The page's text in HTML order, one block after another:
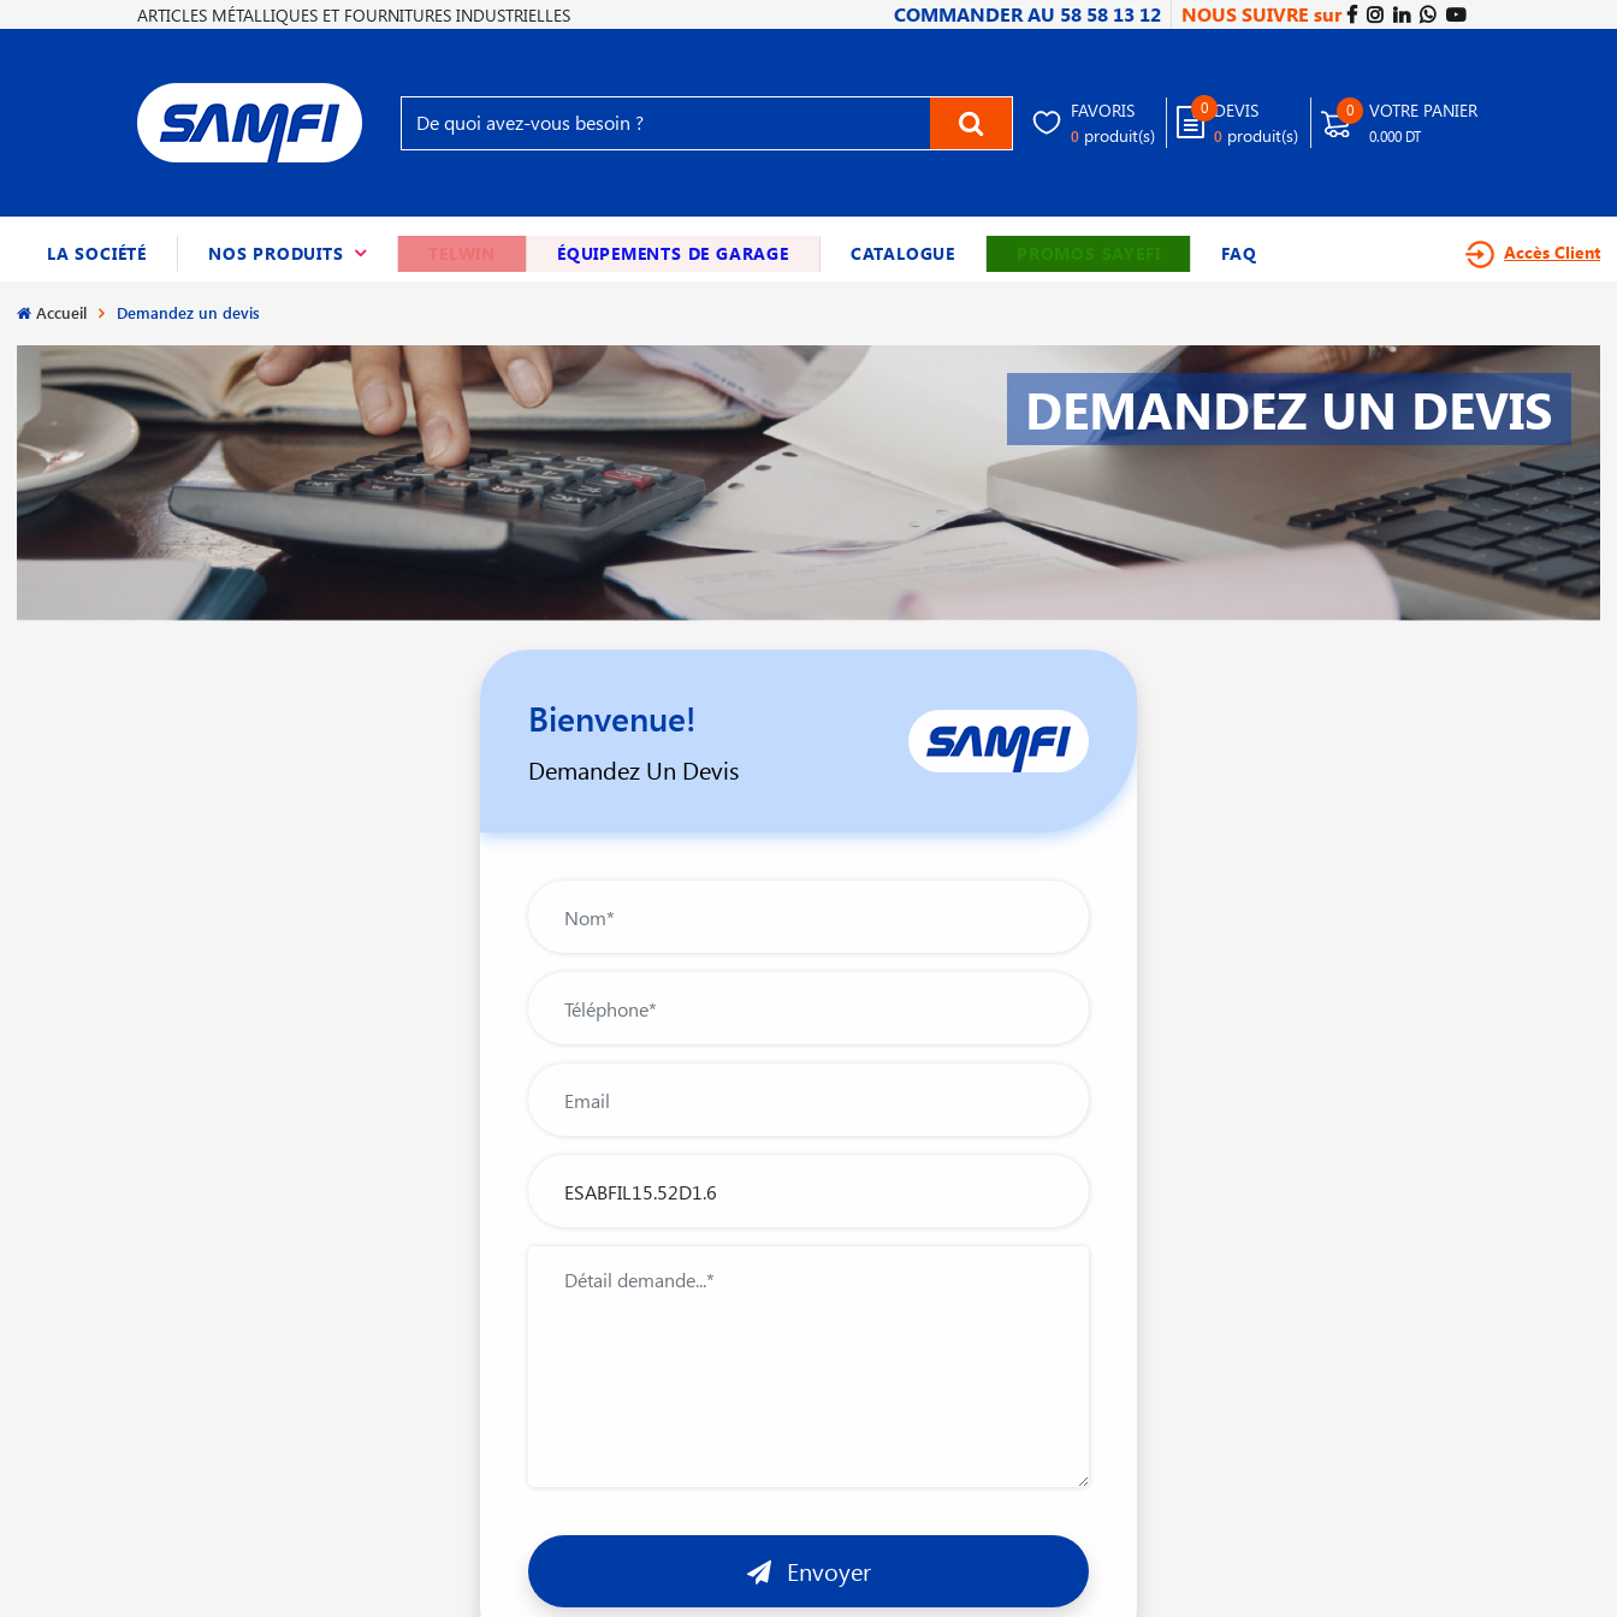
ARTICLES MÉTALLIQUES ET FOURNITURES INDUSTRIELLES COMMANDER AU 58 58 13 12 NOUS SUIVRE sur
FAVORIS
0 produit(s)
0 DEVIS
0 produit(s)
0 VOTRE PANIER
0.000 DT
LA SOCIÉTÉ NOS PRODUITS (CURRENT) ÉQUIPEMENTS DE GARAGE CATALOGUE FAQ Accès Client
Accueil Demandez un devis
DEMANDEZ UN DEVIS
Bienvenue!
Demandez Un Devis
Envoyer